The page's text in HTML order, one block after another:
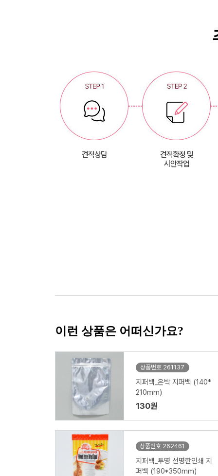
견적상담
견적확정 및
시안작업
이런 상품은 어떠신가요?
상품번호 261137
지퍼백_은박 지퍼백 (140*
210mm)
130원
상품번호 262461
지퍼백_투명 선명한인쇄 지
퍼백 (190*350mm)